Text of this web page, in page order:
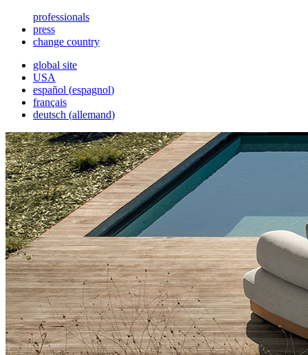
professionals
press
change country
global site
USA
español (espagnol)
français
deutsch (allemand)